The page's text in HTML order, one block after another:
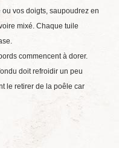
vos doigts, saupoudrez en
mixé. Chaque tuile
commencent à dorer.
doit refroidir un peu
le retirer de la poêle car